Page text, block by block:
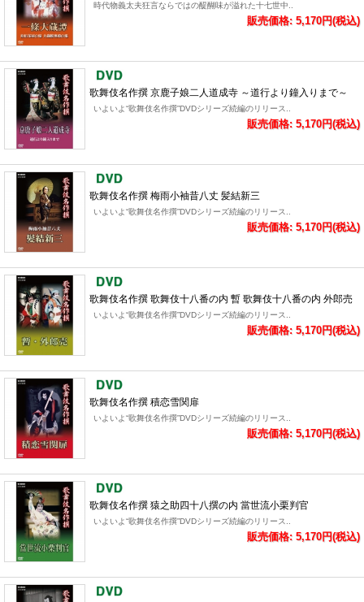
時代物義太夫狂言ならではの醍醐味が溢れた十七世中..
販売価格: 5,170円(税込)
歌舞伎名作撰 京鹿子娘二人道成寺 ～道行より鐘入りまで～
いよいよ“歌舞伎名作撰”DVDシリーズ続編のリリース..
販売価格: 5,170円(税込)
歌舞伎名作撰 梅雨小袖昔八丈 髪結新三
いよいよ“歌舞伎名作撰”DVDシリーズ続編のリリース..
販売価格: 5,170円(税込)
歌舞伎名作撰 歌舞伎十八番の内 暫 歌舞伎十八番の内 外郎売
いよいよ“歌舞伎名作撰”DVDシリーズ続編のリリース..
販売価格: 5,170円(税込)
歌舞伎名作撰 積恋雪関扉
いよいよ“歌舞伎名作撰”DVDシリーズ続編のリリース..
販売価格: 5,170円(税込)
歌舞伎名作撰 猿之助四十八撰の内 當世流小栗判官
いよいよ“歌舞伎名作撰”DVDシリーズ続編のリリース..
販売価格: 5,170円(税込)